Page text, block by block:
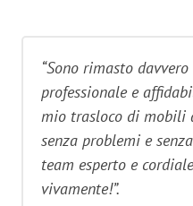
“Sono rimasto
professionale e
mio trasloco di mobili
senza problemi e
team esperto e
vivamente!”.